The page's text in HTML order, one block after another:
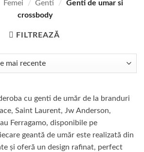
Femei / Genti /
Genti de umar si
crossbody
FILTREAZĂ
cu genti de umăr de la branduri
Saint Laurent, Jw Anderson,
Ferragamo, disponibile pe
geantă de umăr este realizată din
și oferă un design rafinat, perfect